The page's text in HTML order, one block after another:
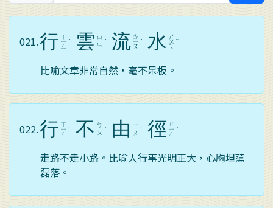
021.行 ㄒ
ㄧ
ㄥ
ˊ 雲 ㄩ
ㄣ ˊ 流 ㄌ
ㄧ
ㄡ
ˊ 水 ㄕ
ㄨ
ㄟ
ˇ
比喻文章非常自然，毫不呆板。
022.行 ㄒ
ㄧ
ㄥ
ˊ 不 ㄅ
ㄨ ˋ 由 ㄧ
ㄡ ˊ 徑 ㄐ
ㄧ
ㄥ
ˋ
走路不走小路。比喻人行事光明正大，心胸坦蕩
磊落。